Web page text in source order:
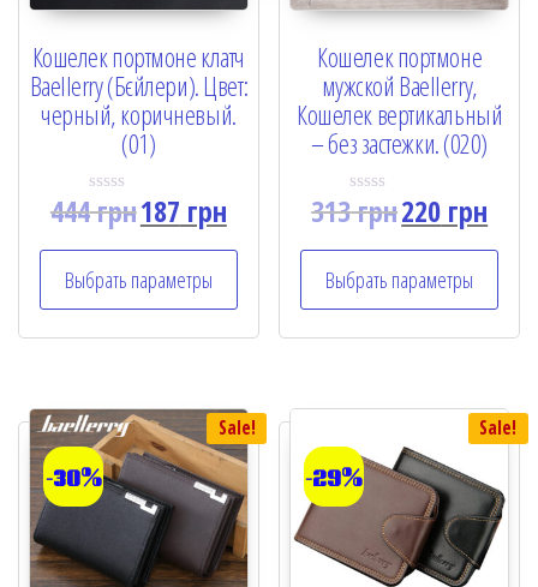
Кошелек портмоне клатч
Baellerry (Бєйлери). Цвет:
черный, коричневый.
(01)
R
a
d
0
o
u
5
444грн187 грн
Выбрать параметры
Кошелек портмоне
мужской Baellerry,
Кошелек вертикальный
– без застежки. (020)
R
d
0
o
u
5
313грн220 грн
Выбрать параметры
Sale!
-30%
Sale!
-29%